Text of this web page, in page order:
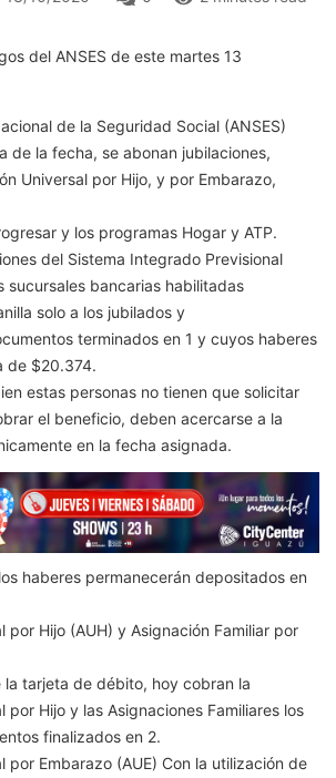
de la Seguridad Social (ANSES)
de la fecha, se abonan jubilaciones,
Universal por Hijo, y por Embarazo,
y los programas Hogar y ATP.
del Sistema Integrado Previsional
sucursales bancarias habilitadas
solo a los jubilados y
terminados en 1 y cuyos haberes
de $20.374.
estas personas no tienen que solicitar
el beneficio, deben acercarse a la
en la fecha asignada.
haberes permanecerán depositados en
por Hijo (AUH) y Asignación Familiar por
la tarjeta de débito, hoy cobran la
por Hijo y las Asignaciones Familiares los
finalizados en 2.
por Embarazo (AUE) Con la utilización de